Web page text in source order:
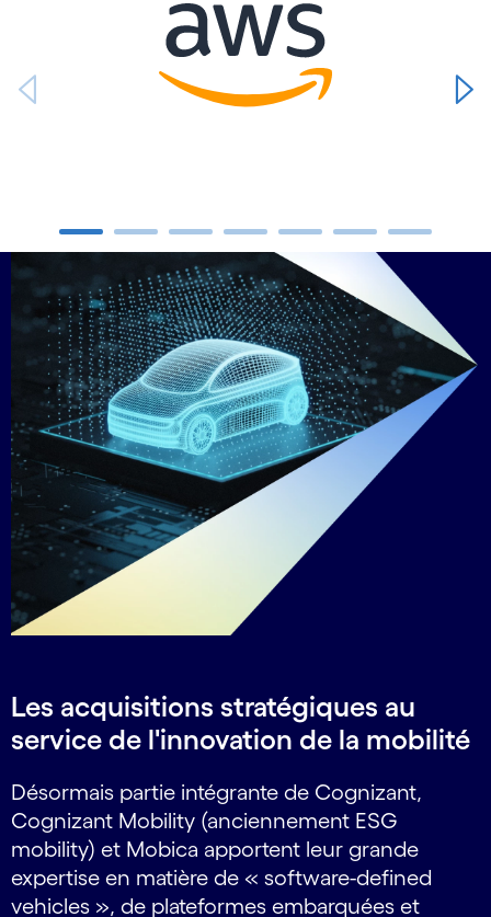
Carousel ends
Les acquisitions stratégiques au
service de l'innovation de la mobilité
Désormais partie intégrante de Cognizant,
Cognizant Mobility (anciennement ESG
mobility) et Mobica apportent leur grande
expertise en matière de « software-defined
vehicles », de plateformes embarquées et